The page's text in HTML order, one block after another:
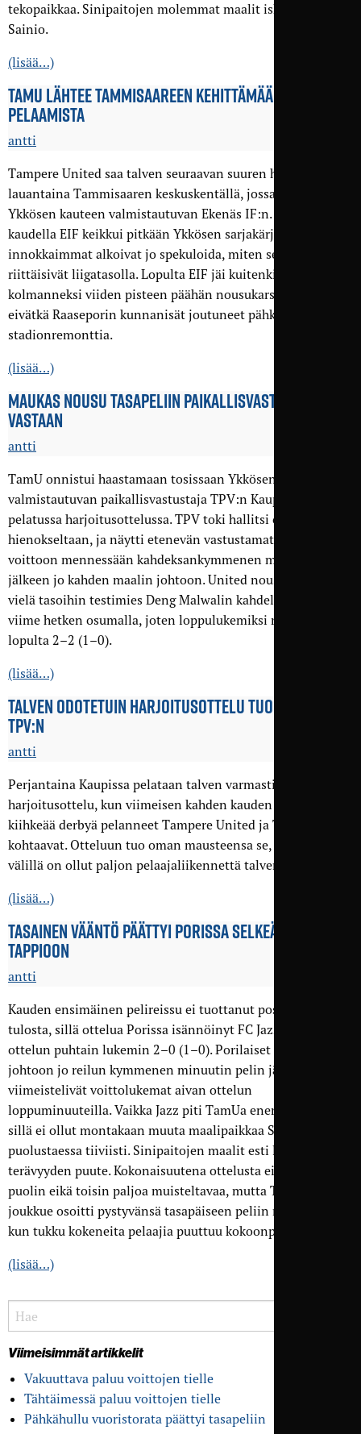
tekopaikkaa. Sinipaitojen molemmat maalit iski Aleksi
Sainio.
(lisää…)
TAMU LÄHTEE TAMMI­SAAREEN KEHITTÄMÄÄN OMAA
PELAAMISTA
antti
Tampere United saa talven seuraavan suuren haasteensa
lauantaina Tammisaaren keskuskentällä, jossa se kohtaa
Ykkösen kauteen valmistautuvan Ekenäs IF:n. Viime
kaudella EIF keikkui pitkään Ykkösen sarjakärjessä, ja
innokkaimmat alkoivat jo spekuloida, miten seuran rahkeet
riittäisivät liigatasolla. Lopulta EIF jäi kuitenkin Ykkösessä
kolmanneksi viiden pisteen päähän nousukarsijan paikasta,
eivätkä Raaseporin kunnanisät joutuneet pähkäilemään
stadionremonttia.
(lisää…)
MAUKAS NOUSU TASA­PELIIN PAIKALLIS­VASTUSTAJAA
VASTAAN
antti
TamU onnistui haastamaan tosissaan Ykkösen kauteen
valmistautuvan paikallisvastustaja TPV:n Kaupissa
pelatussa harjoitusottelussa. TPV toki hallitsi ottelua
hienokseltaan, ja näytti etenevän vastustamattomasti
voittoon mennessään kahdeksankymmenen minuutin pelin
jälkeen jo kahden maalin johtoon. United nousi kuitenkin
vielä tasoihin testimies Deng Malwalin kahdella komealla
viime hetken osumalla, joten loppulukemiksi merkattiin
lopulta 2–2 (1–0).
(lisää…)
TALVEN ODOTETUIN HARJOITUS­OTTELU TUO VASTAAN
TPV:N
antti
Perjantaina Kaupissa pelataan talven varmasti odotetuin
harjoitusottelu, kun viimeisen kahden kauden aikana neljä
kiihkeää derbyä pelanneet Tampere United ja TPV
kohtaavat. Otteluun tuo oman mausteensa se, että seurojen
välillä on ollut paljon pelaajaliikennettä talven aikana.
(lisää…)
TASAINEN VÄÄNTÖ PÄÄTTYI PORISSA SELKEÄÄN
TAPPIOON
antti
Kauden ensimäinen pelireissu ei tuottanut positiivista
tulosta, sillä ottelua Porissa isännöinyt FC Jazz voitti
ottelun puhtain lukemin 2–0 (1–0). Porilaiset menivät
johtoon jo reilun kymmenen minuutin pelin jälkeen ja
viimeistelivät voittolukemat aivan ottelun
loppuminuuteilla. Vaikka Jazz piti TamUa enemmän palloa,
sillä ei ollut montakaan muuta maalipaikkaa Sinipaitojen
puolustaessa tiiviisti. Sinipaitojen maalit esti lähinnä oma
terävyyden puute. Kokonaisuutena ottelusta ei jäänyt
puolin eikä toisin paljoa muisteltavaa, mutta TamUn nuori
joukkue osoitti pystyvänsä tasapäiseen peliin myös silloin,
kun tukku kokeneita pelaajia puuttuu kokoonpanosta.
(lisää…)
Viimeisimmät artikkelit
Vakuuttava paluu voittojen tielle
Tähtäimessä paluu voittojen tielle
Pähkähullu vuoristo­rata päättyi tasapeliin